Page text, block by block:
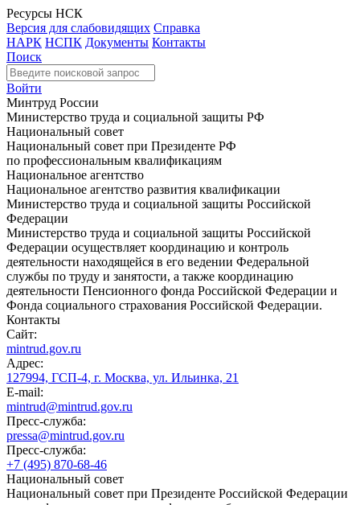
Ресурсы НСК
Версия для слабовидящих Справка
НАРК НСПК Документы Контакты
Поиск
Войти
Минтруд России
Министерство труда и социальной защиты РФ
Национальный совет
Национальный совет при Президенте РФ
по профессиональным квалификациям
Национальное агентство
Национальное агентство развития квалификации
Министерство труда и социальной защиты Российской
Федерации
Министерство труда и социальной защиты Российской
Федерации осуществляет координацию и контроль
деятельности находящейся в его ведении Федеральной
службы по труду и занятости, а также координацию
деятельности Пенсионного фонда Российской Федерации и
Фонда социального страхования Российской Федерации.
Контакты
Сайт:
mintrud.gov.ru
Адрес:
127994, ГСП-4, г. Москва, ул. Ильинка, 21
E-mail:
mintrud@mintrud.gov.ru
Пресс-служба:
pressa@mintrud.gov.ru
Пресс-служба:
+7 (495) 870-68-46
Национальный совет
Национальный совет при Президенте Российской Федерации